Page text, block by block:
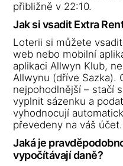
přibližně v 22:10.
Jak si vsadit Extra
Loterii si můžete
web nebo mobilní
aplikaci Allwyn Klub,
Allwynu (dříve Sazka).
nejpohodlnější – stačí
vyplnit sázenku a
vyhodnocují
převedeny na váš účet.
Jaká je
vypočítávají daně?